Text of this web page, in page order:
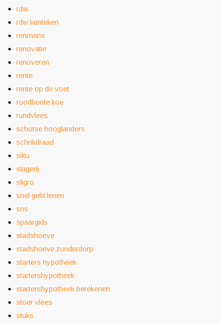
rdw
rdw kenteken
renmans
renovatie
renoveren
rente
rente op de voet
roodbonte koe
rundvlees
schotse hooglanders
schrikdraad
siku
slagerij
sligro
snel geld lenen
sns
spaargids
stadshoeve
stadshoeve zunderdorp
starters hypotheek
startershypotheek
startershypotheek berekenen
stoer vlees
stuks